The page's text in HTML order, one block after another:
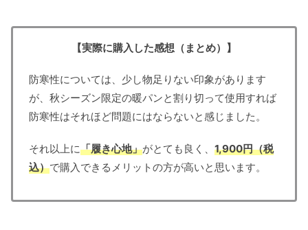
【実際に購入した感想（まとめ）】
防寒性については、少し物足りない印象があります
が、秋シーズン限定の暖パンと割り切って使用すれば
防寒性はそれほど問題にはならないと感じました。
それ以上に「履き心地」がとても良く、 1,900円（税
込）で購入できるメリットの方が高いと思います。